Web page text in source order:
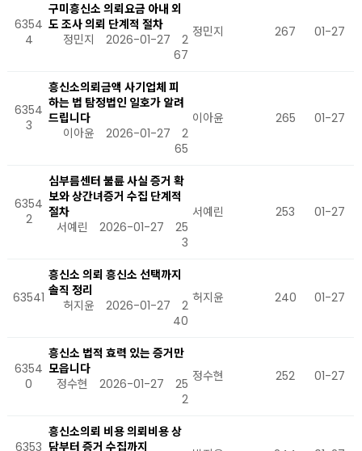
6354
4
구미흥신소 의뢰요금 아내 외
도 조사 의뢰 단계적 절차
정민지
2026-01-27
2
67
정민지 267 01-27
6354
3
흥신소의뢰금액 사기업체 피
하는 법 탐정법인 일호가 알려
드립니다
이아윤
2026-01-27
2
65
이아윤 265 01-27
6354
2
심부름센터 불륜 사실 증거 확
보와 상간녀증거 수집 단계적
절차
서예린
2026-01-27
25
3
서예린 253 01-27
63541
흥신소 의뢰 흥신소 선택까지
솔직 정리
허지윤
2026-01-27
2
40
허지윤 240 01-27
6354
0
흥신소 법적 효력 있는 증거만
모읍니다
정수현
2026-01-27
25
2
정수현 252 01-27
6353
흥신소의뢰 비용 의뢰비용 상
담부터 증거 수집까지